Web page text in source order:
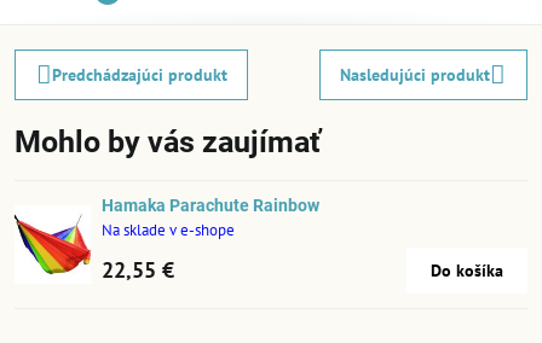
Predchádzajúci produkt Nasledujúci produkt
Mohlo by vás zaujímať
Hamaka Parachute Rainbow
Na sklade v e-shope
22,55 € Do košíka